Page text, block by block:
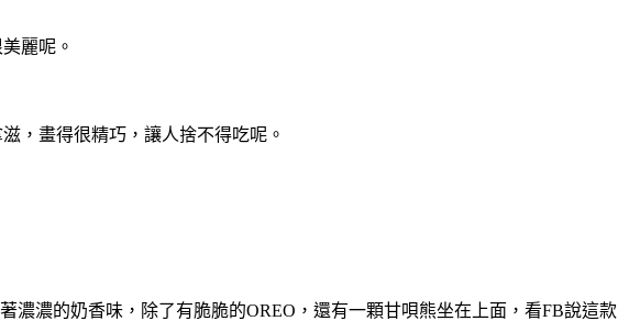
麗呢。
，畫得很精巧，讓人捨不得吃呢。
濃濃的奶香味，除了有脆脆的OREO，還有一顆甘唄熊坐在上面，看FB說這